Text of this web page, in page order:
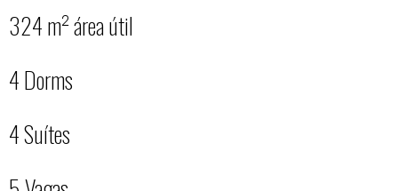
324 m² área útil
4 Dorms
4 Suítes